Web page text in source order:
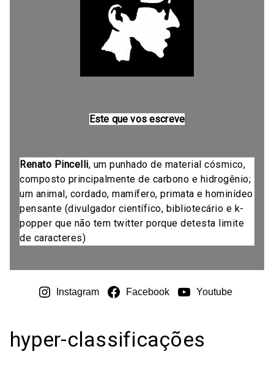
Este que vos escreve
Renato Pincelli, um punhado de material cósmico,
composto principalmente de carbono e hidrogênio;
um animal, cordado, mamífero, primata e hominídeo
pensante (divulgador científico, bibliotecário e k-
popper que não tem twitter porque detesta limite
de caracteres)
Instagram Facebook Youtube
hyper-classificações